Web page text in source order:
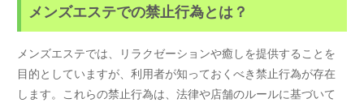
メンズエステでの禁止行為とは？
メンズエステでは、リラクゼーションや癒しを提供することを
目的としていますが、利用者が知っておくべき禁止行為が存在
します。これらの禁止行為は、法律や店舗のルールに基づいて